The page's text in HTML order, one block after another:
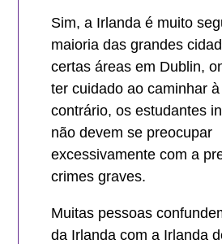
Sim, a Irlanda é muito
maioria das grandes
certas áreas em Dublin,
ter cuidado ao caminhar
contrário, os estudantes
não devem se preocupar
excessivamente com a
crimes graves.
Muitas pessoas
da Irlanda com a Irlanda